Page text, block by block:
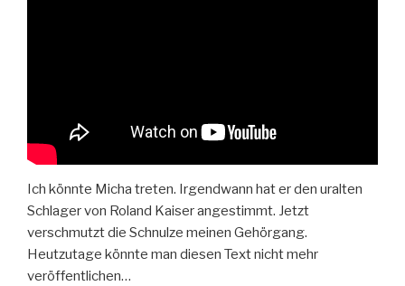
Ich könnte Micha treten. Irgendwann hat er den uralten
Schlager von Roland Kaiser angestimmt. Jetzt
verschmutzt die Schnulze meinen Gehörgang.
Heutzutage könnte man diesen Text nicht mehr
veröffentlichen…